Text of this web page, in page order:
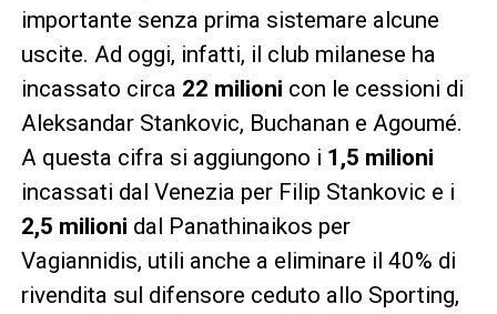
importante senza prima sistemare alcune
uscite. Ad oggi, infatti, il club milanese ha
incassato circa 22 milioni con le cessioni di
Aleksandar Stankovic, Buchanan e Agoumé.
A questa cifra si aggiungono i 1,5 milioni
incassati dal Venezia per Filip Stankovic e i
2,5 milioni dal Panathinaikos per
Vagiannidis, utili anche a eliminare il 40% di
rivendita sul difensore ceduto allo Sporting,